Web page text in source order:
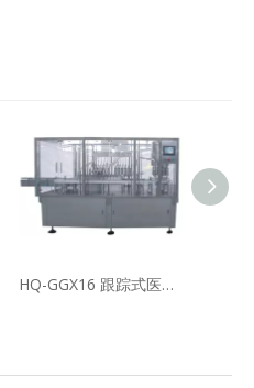
HQ-GGX16 跟踪式医药数字化灌装旋盖机